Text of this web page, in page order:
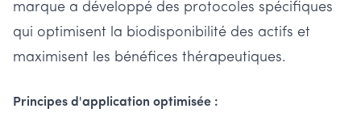
marque a développé des protocoles spécifiques
qui optimisent la biodisponibilité des actifs et
maximisent les bénéfices thérapeutiques.
Principes d'application optimisée :